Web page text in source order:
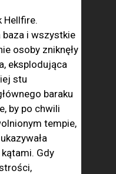
Hellfire.
i wszystkie
osoby zniknęły
eksplodująca
stu
baraku
by po chwili
tempie,
Gdy